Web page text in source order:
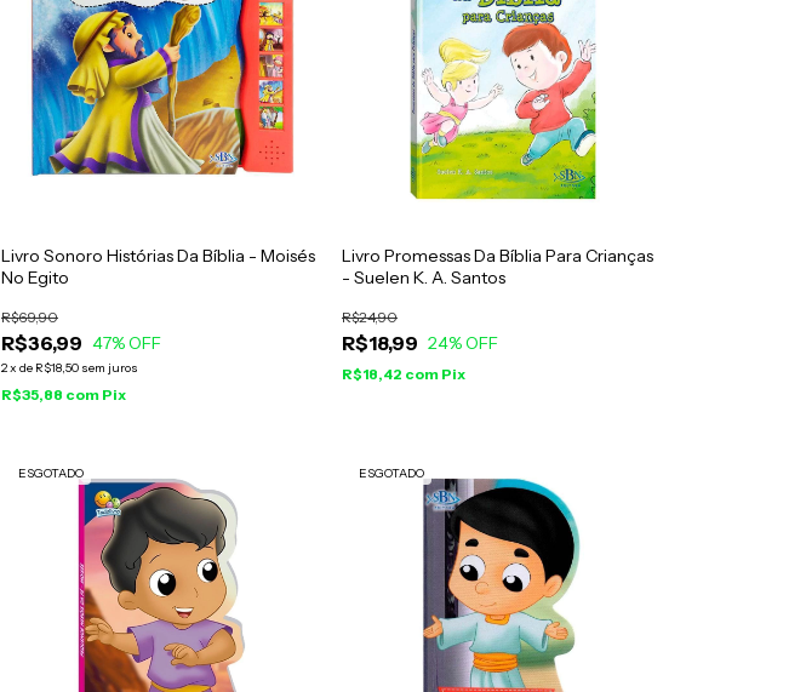
Livro Sonoro Histórias Da Bíblia - Moisés
No Egito
R$36,99
R$69,90
47% OFF
2x de R$18,50 sem juros
R$35,88 com Pix
Livro Promessas Da Bíblia Para Crianças
- Suelen K. A. Santos
R$18,99
R$24,90
24% OFF
R$18,42 com Pix
ESGOTADO ESGOTADO